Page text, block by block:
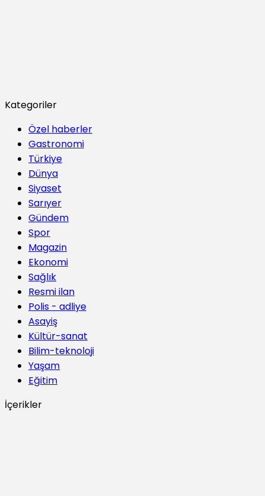
Kategoriler
Özel haberler
Gastronomi
Türkiye
Dünya
Siyaset
Sarıyer
Gündem
Spor
Magazin
Ekonomi
Sağlık
Resmi ilan
Polis - adliye
Asayiş
Kültür-sanat
Bilim-teknoloji
Yaşam
Eğitim
İçerikler